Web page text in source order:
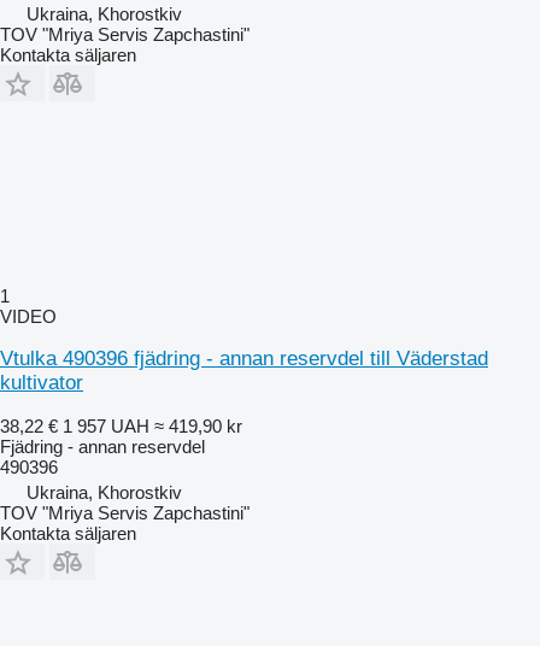
Ukraina, Khorostkiv
TOV "Mriya Servis Zapchastini"
Kontakta säljaren
1
VIDEO
Vtulka 490396 fjädring - annan reservdel till Väderstad
kultivator
38,22 € 1 957 UAH ≈ 419,90 kr
Fjädring - annan reservdel
490396
Ukraina, Khorostkiv
TOV "Mriya Servis Zapchastini"
Kontakta säljaren